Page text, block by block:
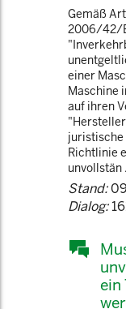
Gemäß
2006/42/
einer
Maschine
auf ihren
juristische
Richtlinie
unvollstän
Stand:
Dialog:
ein